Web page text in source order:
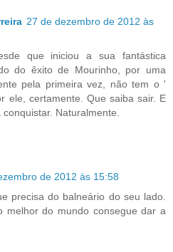
27 de dezembro de 2012 às
que iniciou a sua fantástica
do êxito de Mourinho, por uma
pela primeira vez, não tem o '
ele, certamente. Que saiba sair. E
Naturalmente.
de 2012 às 15:58
precisa do balneário do seu lado.
melhor do mundo consegue dar a